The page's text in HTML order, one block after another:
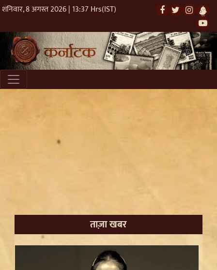
शनिवार, 8 अगस्त 2026 | 13:37 Hrs(IST)
ताज़ा खबर